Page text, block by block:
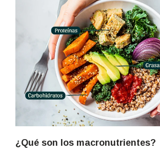
¿Qué son los macronutrientes?